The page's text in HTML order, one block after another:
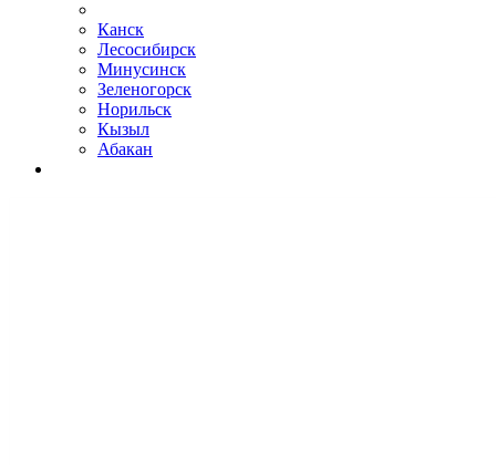
Канск
Лесосибирск
Минусинск
Зеленогорск
Норильск
Кызыл
Абакан